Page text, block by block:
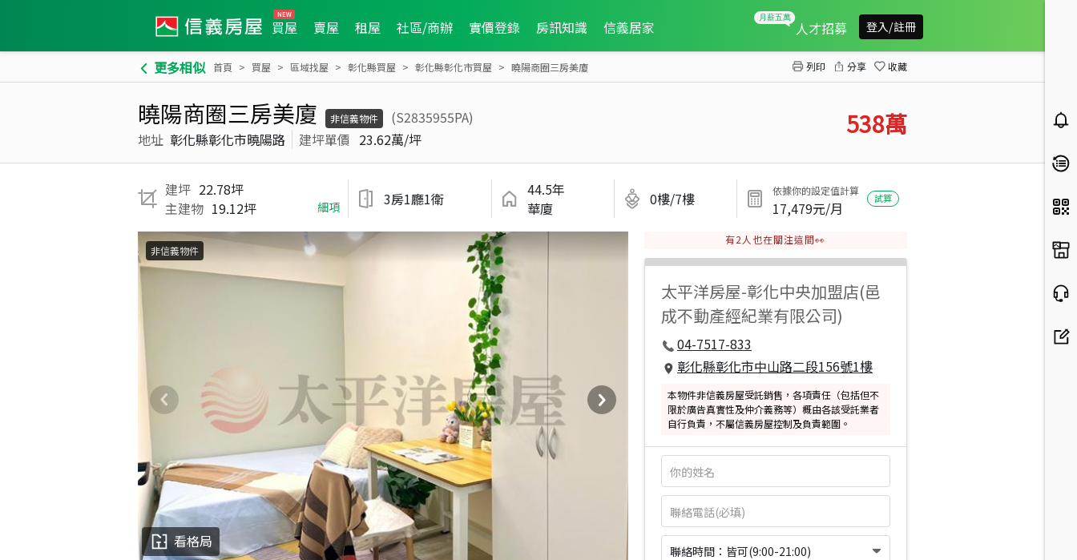
買屋 賣屋 租屋 社區/商辦 實價登錄 房訊知識 信義居家 人才招募 登入/註冊
更多相似 首頁 買屋 區域找屋 彰化縣買屋 彰化縣彰化市買屋 曉陽商圈三房美廈 列印 分享 收藏
曉陽商圈三房美廈 非信義物件
(S2835955PA)
地址 彰化縣彰化市曉陽路 建坪單價 23.62萬/坪 538萬
建坪 22.78坪
主建物 19.12坪 細項 3房1廳1衛
44.5年
華廈
0樓/7樓 依據你的設定值計算
17,479元/月
試算
看格局
非信義物件
有2 人也在關注這間👀
太平洋房屋-彰化中央加盟店(邑
成不動產經紀業有限公司)
04-7517-833
彰化縣彰化市中山路二段156號1樓
本物件非信義房屋受託銷售，各項責任（包括但不
限於廣告真實性及仲介義務等）概由各該受託業者
自行負責，不屬信義房屋控制及負責範圍。
聯絡時間：皆可(9:00-21:00)